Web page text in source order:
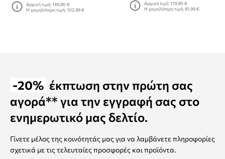
Αρχική τιμή:149,90 €
Η χαμηλότερη τιμή:102,99 €
Αρχική τιμή: 119,90 €
Η χαμηλότερη τιμή: 81,99 €
-20% έκπτωση στην πρώτη σας
αγορά** για την εγγραφή σας στο
ενημερωτικό μας δελτίο.
Γίνετε μέλος της κοινότητάς μας για να λαμβάνετε πληροφορίες
σχετικά με τις τελευταίες προσφορές και προϊόντα.